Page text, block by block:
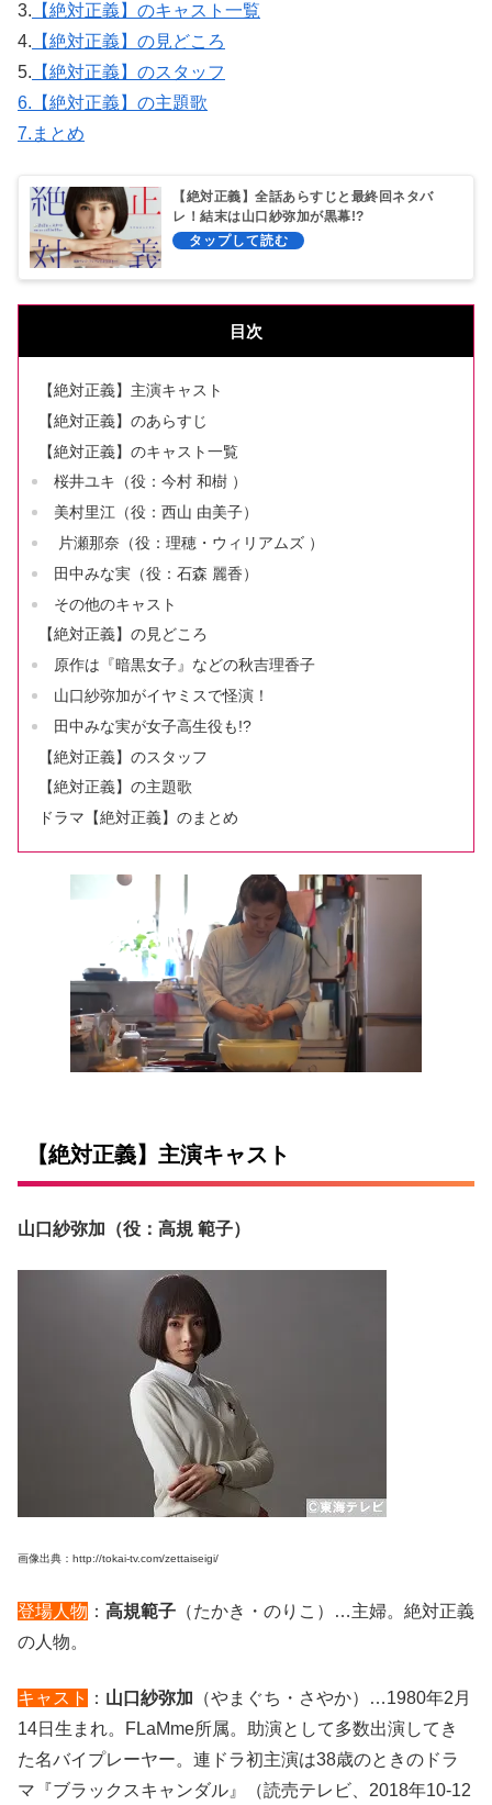
3. 【絶対正義】のキャスト一覧
4. 【絶対正義】の見どころ
5. 【絶対正義】のスタッフ
6. 【絶対正義】の主題歌
7. まとめ
【絶対正義】全話あらすじと最終回ネタバ
レ！結末は山口紗弥加が黒幕!?
目次
【絶対正義】主演キャスト
【絶対正義】のあらすじ
【絶対正義】のキャスト一覧
桜井ユキ（役：今村 和樹 ）
美村里江（役：西山 由美子）
片瀬那奈（役：理穂・ウィリアムズ ）
田中みな実（役：石森 麗香）
その他のキャスト
【絶対正義】の見どころ
原作は『暗黒女子』などの秋吉理香子
山口紗弥加がイヤミスで怪演！
田中みな実が女子高生役も!?
【絶対正義】のスタッフ
【絶対正義】の主題歌
ドラマ【絶対正義】のまとめ
【絶対正義】主演キャスト
山口紗弥加（役：高規 範子）
画像出典：http://tokai-tv.com/zettaiseigi/
登場人物 ： 高規範子 （たかき・のりこ）…主婦。絶対正義
の人物。
キャスト ： 山口紗弥加 （やまぐち・さやか）…1980年2月
14日生まれ。FLaMme所属。助演として多数出演してき
た名バイプレーヤー。連ドラ初主演は38歳のときのドラ
マ『ブラックスキャンダル』（読売テレビ、2018年10‐12